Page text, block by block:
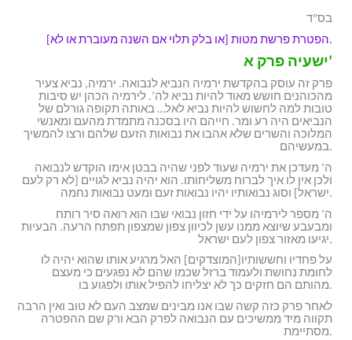
בס”ד
הפטרת פרשת מטות [או בלק תלוי אם השנה מעוברת או לא].
ישעיה פרק א’
פרק זה עוסק בהקדשת ירמיה הנביא לנבואה. ירמיה, נביא צעיר
מהכוהנים חושש מאוד להיות נביא לה’. לירמיה הכהן יש סיבות
טובות למה לחשוש להיות נביא לאל… באותה תקופה גורלם של
הנביאים היה רע ומר. חייהם היו בסכנה מתמדת מהעם ומאנשי
המלוכה והשרים שלא אהבו את נבואות הזעם שלהם ורצו להמשיך
במעשיהם.
ה’ מעדכן את ירמיה שעוד לפני שהיה בבטן אימו הוקדש לנבואה
ולכן אין לו איך לברוח משליחותו. הוא יהיה נביא לגויים [לא רק לעם
ישראל] וסוג נבואותיו יהיו נבואות זעם ומעט נבואות נחמה.
ה’ מספר לירמיהו על ידי חזון נבואי שבו הוא רואה סיר רותח
ומבעבע שיוצא ממנו עשן לכיוון צפון שמצפון תפתח הרעה. הבעיות
יגיעו מאזור צפון לעם ישראל.
לחומת נחושת ולעמוד ברזל שכמו שהם לא נפגעים כי מעצם
מהותם הם חזקים כך לא יצליחו להפיל אותו ולפגוע בו.
לאחר פרק כזה קשה שבו אנו מבינים שמצב העם לא טוב ואין הרבה
תקווה מיד ממשיכים עם הנבואה לפרק הבא ורק שם ההפטרה
מסתיימת.